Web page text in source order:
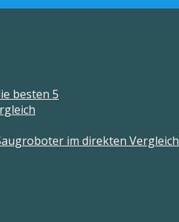
besten 5
im direkten Vergleich